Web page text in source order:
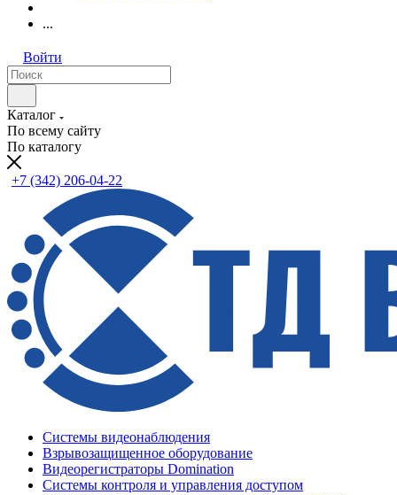
...
Войти
Каталог
По всему сайту
По каталогу
+7 (342) 206-04-22
Системы видеонаблюдения
Взрывозащищенное оборудование
Видеорегистраторы Domination
Системы контроля и управления доступом